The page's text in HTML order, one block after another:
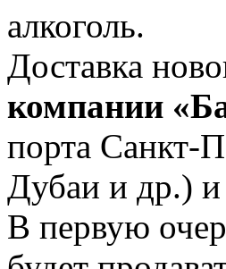
алкоголь.
Доставка
компании
порта Санкт-
Дубаи и др.) и
В первую